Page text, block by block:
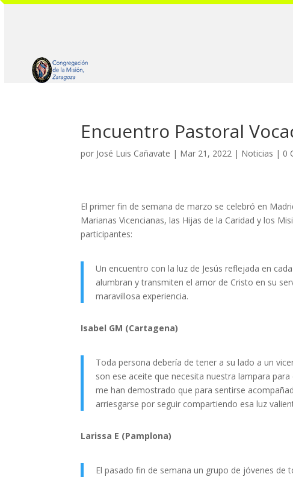
Encuentro Pastoral
por José Luis Cañavate | Mar 21, 2022 | Noticias | 0
El primer fin de semana de marzo se celebró en
Marianas Vicencianas, las Hijas de la Caridad y los
participantes:
Un encuentro con la luz de Jesús reflejada en
alumbran y transmiten el amor de Cristo en su
maravillosa experiencia.
Isabel GM (Cartagena)
Toda persona debería de tener a su lado a un
son ese aceite que necesita nuestra lampara
me han demostrado que para sentirse
arriesgarse por seguir compartiendo esa luz
Larissa E (Pamplona)
El pasado fin de semana un grupo de jóvenes de